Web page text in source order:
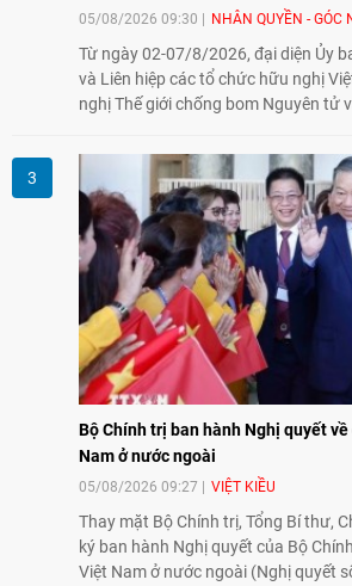
05/08/2026 09:30 NHÂN QUYỀN - GÓC
Từ ngày 02-07/8/2026, đại diện Ủy
và Liên hiệp các tổ chức hữu nghị
nghị Thế giới chống bom Nguyên tử
đồng hành cùng với phong trào hoà
Nhật Bản và thế giới ủng hộ giải trừ
Nam.
Bộ Chính trị ban hành Nghị quyết
Nam ở nước ngoài
05/08/2026 09:27 VIỆT KIỀU
Thay mặt Bộ Chính trị, Tổng Bí thư,
ký ban hành Nghị quyết của Bộ
Việt Nam ở nước ngoài (Nghị quyết